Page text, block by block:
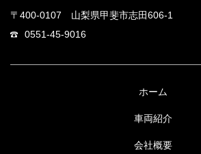
〒400-0107 山梨県甲斐市志田606-1
0551-45-9016
ホーム
車両紹介
会社概要